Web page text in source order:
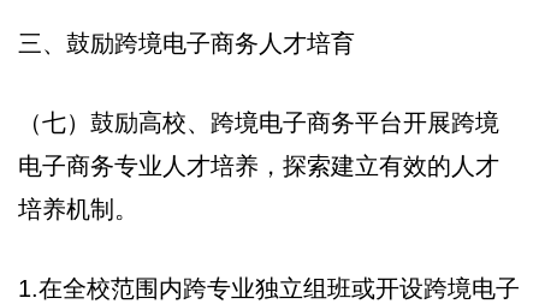
三、鼓励跨境电子商务人才培育
（七）鼓励高校、跨境电子商务平台开展跨境
电子商务专业人才培养，探索建立有效的人才
培养机制。
1.在全校范围内跨专业独立组班或开设跨境电子